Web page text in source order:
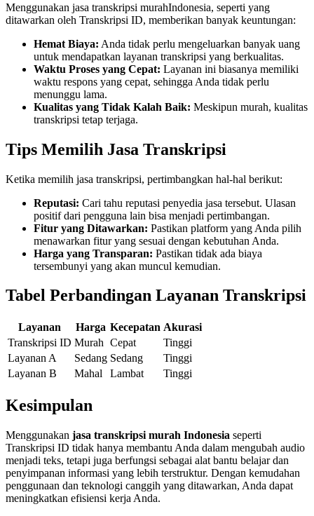
Menggunakan jasa transkripsi murahIndonesia, seperti yang
ditawarkan oleh Transkripsi ID, memberikan banyak keuntungan:
Hemat Biaya: Anda tidak perlu mengeluarkan banyak uang
untuk mendapatkan layanan transkripsi yang berkualitas.
Waktu Proses yang Cepat: Layanan ini biasanya memiliki
waktu respons yang cepat, sehingga Anda tidak perlu
menunggu lama.
Kualitas yang Tidak Kalah Baik: Meskipun murah, kualitas
transkripsi tetap terjaga.
Tips Memilih Jasa Transkripsi
Ketika memilih jasa transkripsi, pertimbangkan hal-hal berikut:
Reputasi: Cari tahu reputasi penyedia jasa tersebut. Ulasan
positif dari pengguna lain bisa menjadi pertimbangan.
Fitur yang Ditawarkan: Pastikan platform yang Anda pilih
menawarkan fitur yang sesuai dengan kebutuhan Anda.
Harga yang Transparan: Pastikan tidak ada biaya
tersembunyi yang akan muncul kemudian.
Tabel Perbandingan Layanan Transkripsi
Layanan Harga Kecepatan Akurasi
Transkripsi ID Murah Cepat
Tinggi
Layanan A
Sedang Sedang
Tinggi
Layanan B
Mahal Lambat Tinggi
Kesimpulan
Menggunakan jasa transkripsi murah Indonesia seperti
Transkripsi ID tidak hanya membantu Anda dalam mengubah audio
menjadi teks, tetapi juga berfungsi sebagai alat bantu belajar dan
penyimpanan informasi yang lebih terstruktur. Dengan kemudahan
penggunaan dan teknologi canggih yang ditawarkan, Anda dapat
meningkatkan efisiensi kerja Anda.